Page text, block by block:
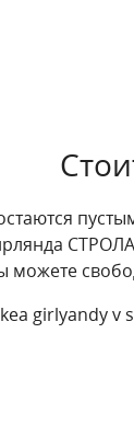
можете